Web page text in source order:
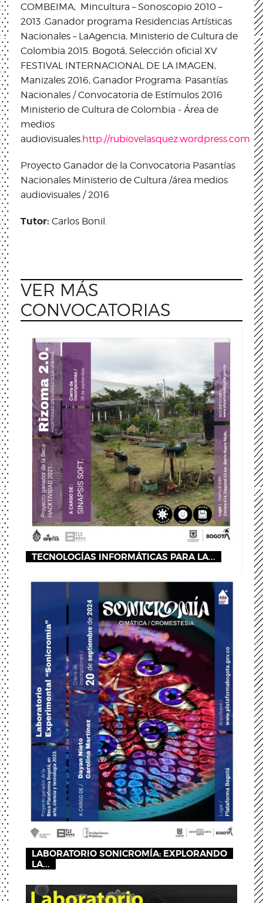
COMBEIMA, Mincultura – Sonoscopio 2010 –
2013 .Ganador programa Residencias Artísticas
Nacionales – LaAgencia, Ministerio de Cultura de
Colombia 2015. Bogotá, Selección oficial XV
FESTIVAL INTERNACIONAL DE LA IMAGEN,
Manizales 2016, Ganador Programa: Pasantías
Nacionales / Convocatoria de Estímulos 2016
Ministerio de Cultura de Colombia - Área de
medios
audiovisuales.http://rubiovelasquez.wordpress.com
Proyecto Ganador de la Convocatoria Pasantías
Nacionales Ministerio de Cultura /área medios
audiovisuales / 2016
Tutor: Carlos Bonil.
VER MÁS
CONVOCATORIAS
TECNOLOGÍAS INFORMÁTICAS PARA LA...
LABORATORIO SONICROMÍA: EXPLORANDO
LA...